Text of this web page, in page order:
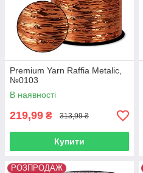
Premium Yarn Raffia Metalic,
№0103
В наявності
219,99 ₴ 313,99 ₴
Купити
РОЗПРОДАЖ